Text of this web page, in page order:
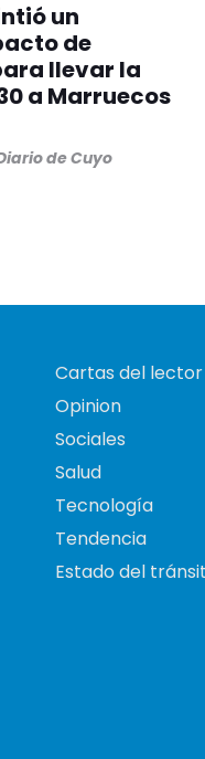
un
de
llevar la
a Marruecos
de Cuyo
Cartas del lector
Opinion
Sociales
Salud
Tecnología
Tendencia
Estado del